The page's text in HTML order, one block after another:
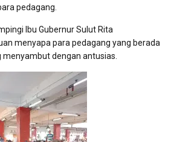
pedagang.
Ibu Gubernur Sulut Rita
menyapa para pedagang yang berada
menyambut dengan antusias.